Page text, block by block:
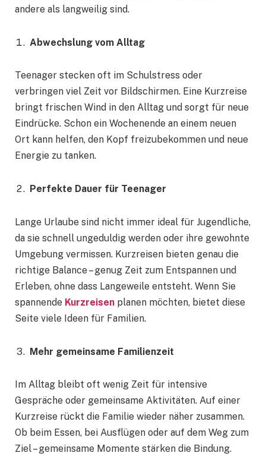
andere als langweilig sind.
Abwechslung vom Alltag
Teenager stecken oft im Schulstress oder
verbringen viel Zeit vor Bildschirmen. Eine Kurzreise
bringt frischen Wind in den Alltag und sorgt für neue
Eindrücke. Schon ein Wochenende an einem neuen
Ort kann helfen, den Kopf freizubekommen und neue
Energie zu tanken.
Perfekte Dauer für Teenager
Lange Urlaube sind nicht immer ideal für Jugendliche,
da sie schnell ungeduldig werden oder ihre gewohnte
Umgebung vermissen. Kurzreisen bieten genau die
richtige Balance – genug Zeit zum Entspannen und
Erleben, ohne dass Langeweile entsteht. Wenn Sie
spannende Kurzreisen planen möchten, bietet diese
Seite viele Ideen für Familien.
Mehr gemeinsame Familienzeit
Im Alltag bleibt oft wenig Zeit für intensive
Gespräche oder gemeinsame Aktivitäten. Auf einer
Kurzreise rückt die Familie wieder näher zusammen.
Ob beim Essen, bei Ausflügen oder auf dem Weg zum
Ziel – gemeinsame Momente stärken die Bindung.